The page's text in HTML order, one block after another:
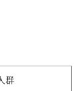
群